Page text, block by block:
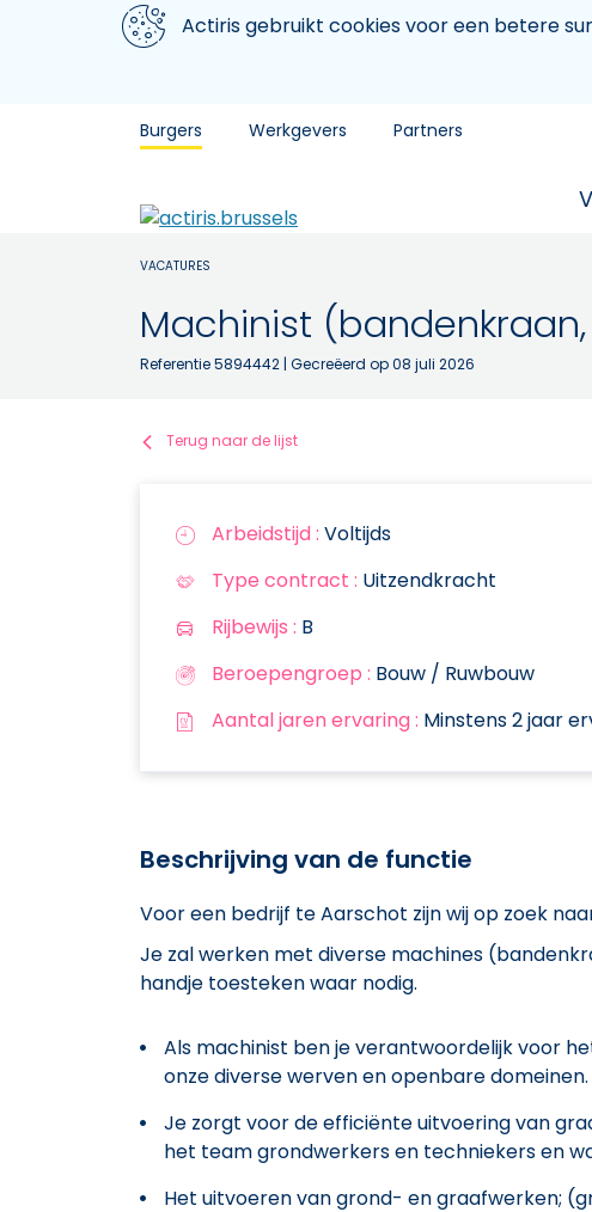
Aller au contenu principal
We gebruiken cookiesActiris gebruikt cookies voor een betere
Burgers Werkgevers Partners
VACATURES
Machinist
Referentie 5894442 | Gecreëerd op 08 juli 2026
Terug naar de lijst
Arbeidstijd : Voltijds
Type contract : Uitzendkracht
Rijbewijs : B
Beroepengroep : Bouw / Ruwbouw
Aantal jaren ervaring : Minstens 2 jaar
Beschrijving van de functie
Voor een bedrijf te Aarschot zijn wij op zoek
Je zal werken met diverse machines
handje toesteken waar nodig.
Als machinist ben je verantwoordelijk voor
onze diverse werven en openbare domeinen.
Je zorgt voor de efficiënte uitvoering van
het team grondwerkers en techniekers en
Het uitvoeren van grond- en graafwerken;